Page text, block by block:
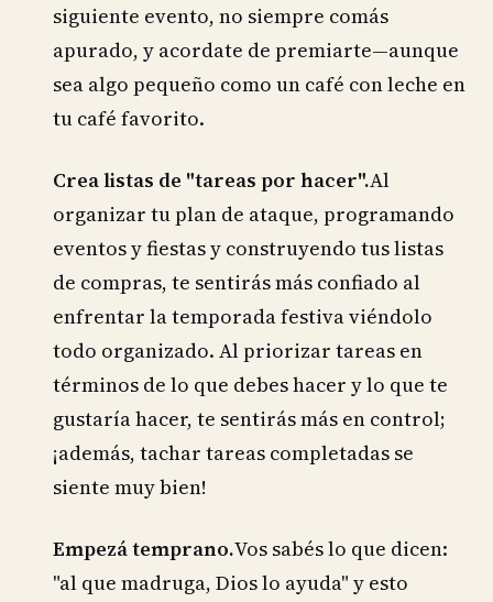
siguiente evento, no siempre comás
apurado, y acordate de premiarte—aunque
sea algo pequeño como un café con leche en
tu café favorito.
Crea listas de "tareas por hacer".Al
organizar tu plan de ataque, programando
eventos y fiestas y construyendo tus listas
de compras, te sentirás más confiado al
enfrentar la temporada festiva viéndolo
todo organizado. Al priorizar tareas en
términos de lo que debes hacer y lo que te
gustaría hacer, te sentirás más en control;
¡además, tachar tareas completadas se
siente muy bien!
Empezá temprano.Vos sabés lo que dicen:
"al que madruga, Dios lo ayuda" y esto